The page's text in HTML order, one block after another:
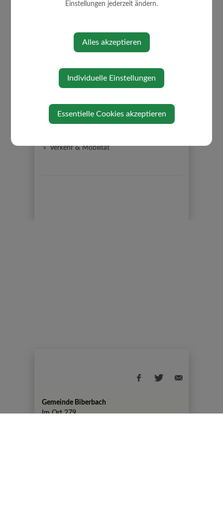
BÜRGERSERVICE
Abgaben
Bauen und Wohnen
Formulare
Reisepass / Personalausweis
ID AUSTRIA
Verkehr & Mobilität
Gemeinde Biberbach
Im Ort 279
Einstellungen jederzeit ändern.
Alles akzeptieren
Individuelle Einstellungen
Essentielle Cookies akzeptieren